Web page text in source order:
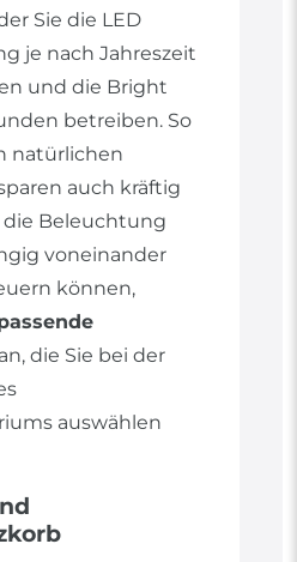
Sie die LED
je nach Jahreszeit
und die Bright
betreiben. So
natürlichen
auch kräftig
Beleuchtung
voneinander
können,
an, die Sie bei der
auswählen